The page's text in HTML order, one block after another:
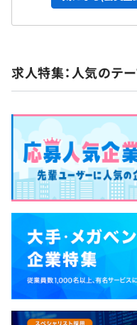
求人特集：人気のテ